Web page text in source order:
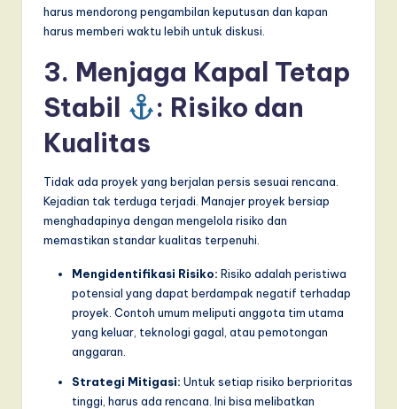
harus mendorong pengambilan keputusan dan kapan
harus memberi waktu lebih untuk diskusi.
3. Menjaga Kapal Tetap
Stabil
: Risiko dan
Kualitas
Tidak ada proyek yang berjalan persis sesuai rencana.
Kejadian tak terduga terjadi. Manajer proyek bersiap
menghadapinya dengan mengelola risiko dan
memastikan standar kualitas terpenuhi.
Mengidentifikasi Risiko: Risiko adalah peristiwa
potensial yang dapat berdampak negatif terhadap
proyek. Contoh umum meliputi anggota tim utama
yang keluar, teknologi gagal, atau pemotongan
anggaran.
Strategi Mitigasi: Untuk setiap risiko berprioritas
tinggi, harus ada rencana. Ini bisa melibatkan